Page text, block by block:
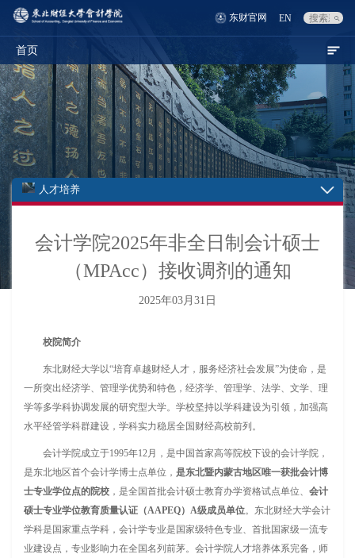
东财官网 EN
首页
人才培养
会计学院2025年非全日制会计硕士
（MPAcc）接收调剂的通知
2025年03月31日
校院简介
东北财经大学以“培育卓越财经人才，服务经济社会发展”为使命，是
一所突出经济学、管理学优势和特色，经济学、管理学、法学、文学、理
学等多学科协调发展的研究型大学。学校坚持以学科建设为引领，加强高
水平经管学科群建设，学科实力稳居全国财经高校前列。
会计学院成立于1995年12月，是中国首家高等院校下设的会计学院，
是东北地区首个会计学博士点单位， 是东北暨内蒙古地区唯一获批会计博
士专业学位点的院校 ，是全国首批会计硕士教育办学资格试点单位、 会计
硕士专业学位教育质量认证（AAPEQ）A级成员单位。东北财经大学会计
学科是国家重点学科，会计学专业是国家级特色专业、首批国家级一流专
业建设点，专业影响力在全国名列前茅。会计学院人才培养体系完备，师